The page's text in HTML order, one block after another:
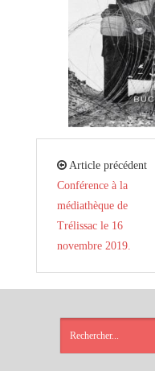
Article précédent
Conférence à la
médiathèque de
Trélissac le 16
novembre 2019.